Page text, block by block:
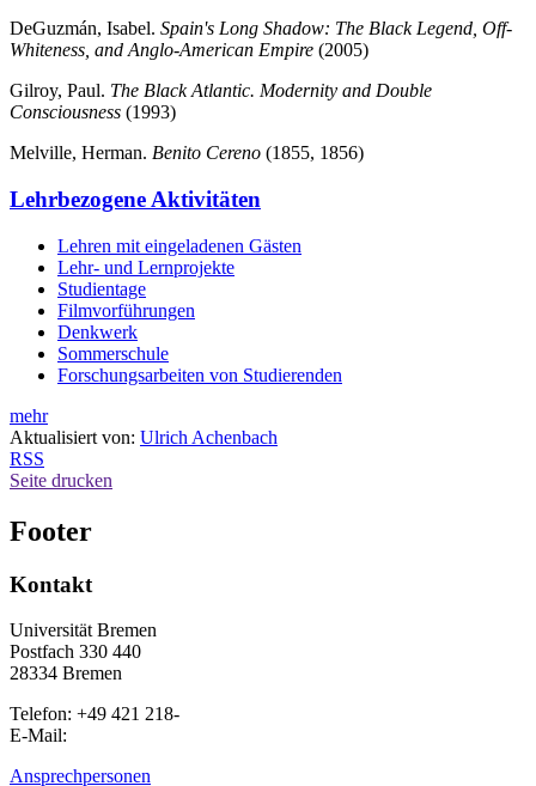
DeGuzmán, Isabel. Spain's Long Shadow: The Black Legend, Off-
Whiteness, and Anglo-American Empire (2005)
Gilroy, Paul. The Black Atlantic. Modernity and Double
Consciousness (1993)
Melville, Herman. Benito Cereno (1855, 1856)
Lehrbezogene Aktivitäten
Lehren mit eingeladenen Gästen
Lehr- und Lernprojekte
Studientage
Filmvorführungen
Denkwerk
Sommerschule
Forschungsarbeiten von Studierenden
mehr
Aktualisiert von: Ulrich Achenbach
RSS
Seite drucken
Footer
Kontakt
Universität Bremen
Postfach 330 440
28334 Bremen
Telefon: +49 421 218-
E-Mail:
Ansprechpersonen